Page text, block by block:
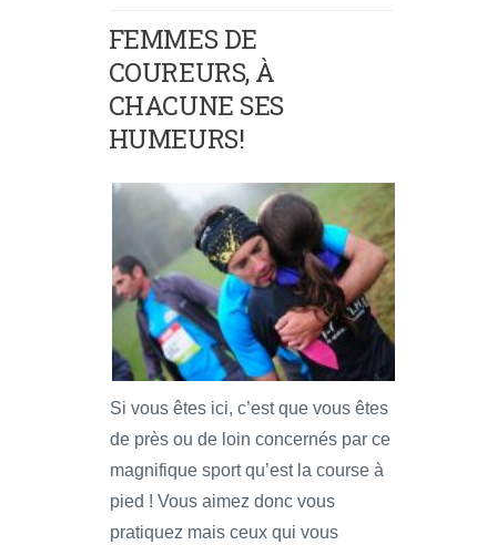
FEMMES DE
COUREURS, À
CHACUNE SES
HUMEURS!
Si vous êtes ici, c’est que vous êtes
de près ou de loin concernés par ce
magnifique sport qu’est la course à
pied ! Vous aimez donc vous
pratiquez mais ceux qui vous